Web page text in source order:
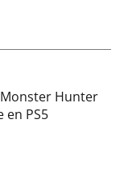
Hunter
en PS5